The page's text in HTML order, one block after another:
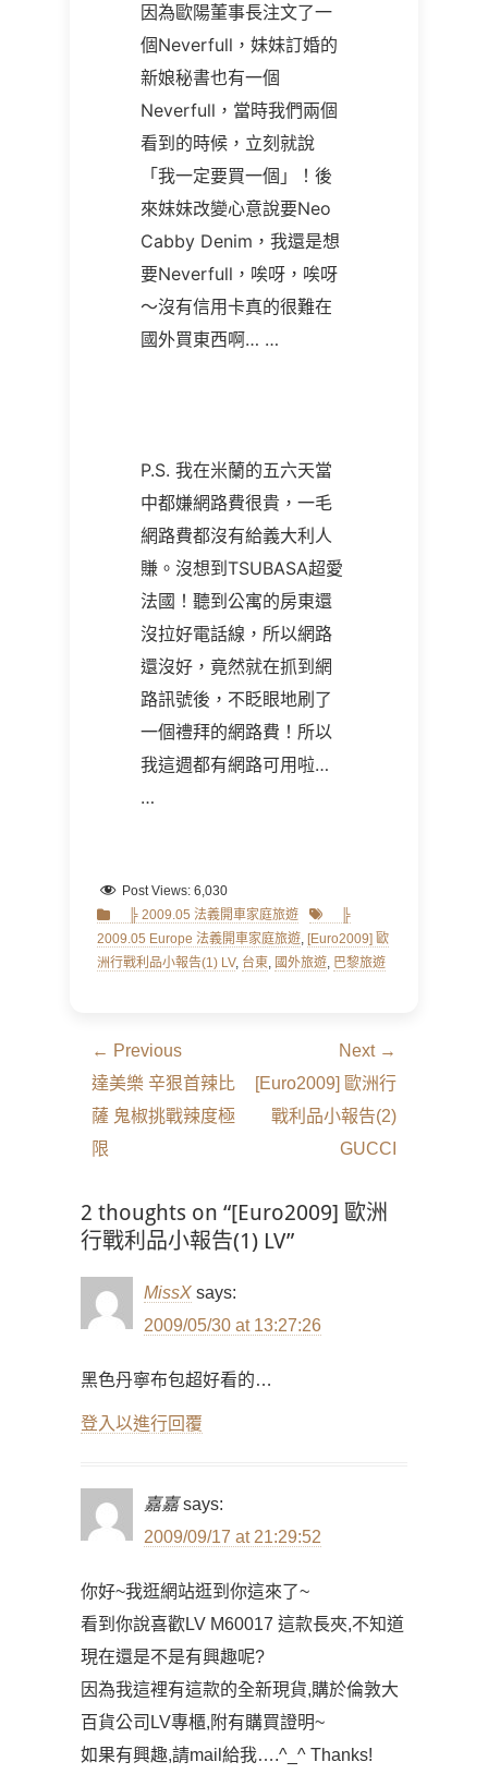
因為歐陽董事長注文了一
個Neverfull，妹妹訂婚的
新娘秘書也有一個
Neverfull，當時我們兩個
看到的時候，立刻就說
「我一定要買一個」！後
來妹妹改變心意說要Neo
Cabby Denim，我還是想
要Neverfull，唉呀，唉呀
～沒有信用卡真的很難在
國外買東西啊… …
P.S. 我在米蘭的五六天當
中都嫌網路費很貴，一毛
網路費都沒有給義大利人
賺。沒想到TSUBASA超愛
法國！聽到公寓的房東還
沒拉好電話線，所以網路
還沒好，竟然就在抓到網
路訊號後，不眨眼地刷了
一個禮拜的網路費！所以
我這週都有網路可用啦…
…
Post Views: 6,030
Categories
╠ 2009.05 法義開車家庭旅遊 Tags ╠
2009.05 Europe 法義開車家庭旅遊, [Euro2009] 歐
洲行戰利品小報告(1) LV, 台東, 國外旅遊, 巴黎旅遊
文
章
導
覽
← Previous
Previous
post:
達美樂 辛狠首辣比
薩 鬼椒挑戰辣度極
限
Next →
Next
post:
[Euro2009] 歐洲行
戰利品小報告(2)
GUCCI
2 thoughts on “[Euro2009] 歐洲
行戰利品小報告(1) LV”
MissX says:
2009/05/30 at 13:27:26
黑色丹寧布包超好看的…
登入以進行回覆
嘉嘉 says:
2009/09/17 at 21:29:52
你好~我逛網站逛到你這來了~
看到你說喜歡LV M60017 這款長夾,不知道
現在還是不是有興趣呢?
因為我這裡有這款的全新現貨,購於倫敦大
百貨公司LV專櫃,附有購買證明~
如果有興趣,請mail給我….^_^ Thanks!